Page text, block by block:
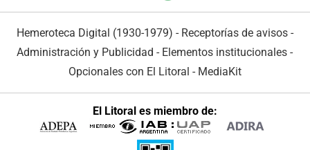
Hemeroteca Digital (1930-1979) - Receptorías de avisos -
Administración y Publicidad - Elementos institucionales -
Opcionales con El Litoral - MediaKit
El Litoral es miembro de: